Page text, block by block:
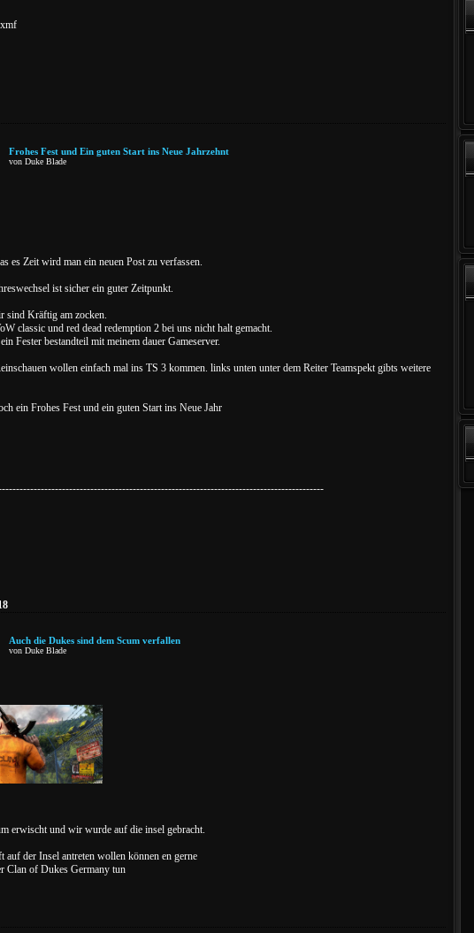
Frohes Fest und Ein guten Start ins Neue Jahrzehnt
von Duke Blade
es Zeit wird man ein neuen Post zu verfassen.
ist sicher ein guter Zeitpunkt.
sind Kräftig am zocken.
classic und red dead redemption 2 bei uns nicht halt gemacht.
Fester bestandteil mit meinem dauer Gameserver.
wollen einfach mal ins TS 3 kommen. links unten unter dem Reiter Teamspekt gibts weitere
ein Frohes Fest und ein guten Start ins Neue Jahr
Auch die Dukes sind dem Scum verfallen
von Duke Blade
erwischt und wir wurde auf die insel gebracht.
der Insel antreten wollen können en gerne
Clan of Dukes Germany tun